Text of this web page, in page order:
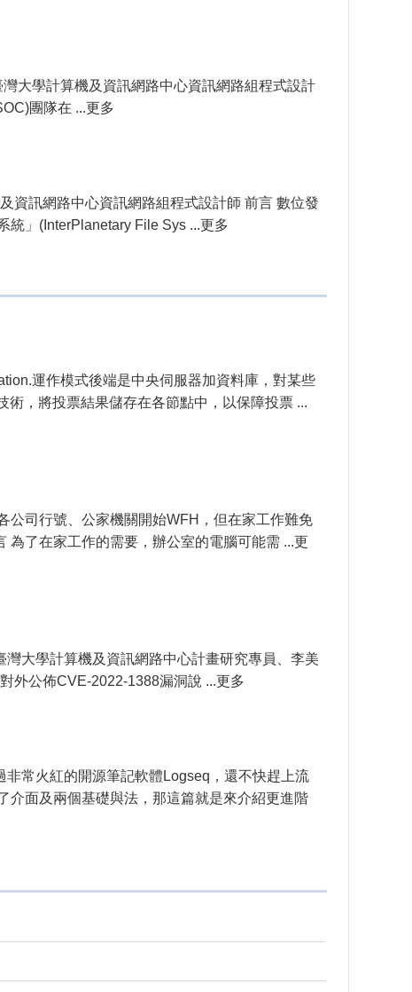
大學計算機及資訊網路中心資訊網路組程式設計
團隊在 ...更多
資訊網路中心資訊網路組程式設計師 前言 數位發
統」(InterPlanetary File Sys ...更多
運作模式後端是中央伺服器加資料庫，對某些
，將投票結果儲存在各節點中，以保障投票 ...
公司行號、公家機關開始WFH，但在家工作難免
了在家工作的需要，辦公室的電腦可能需 ...更
大學計算機及資訊網路中心計畫研究專員、李美
外公佈CVE-2022-1388漏洞說 ...更多
常火紅的開源筆記軟體Logseq，還不快趕上流
介面及兩個基礎與法，那這篇就是來介紹更進階